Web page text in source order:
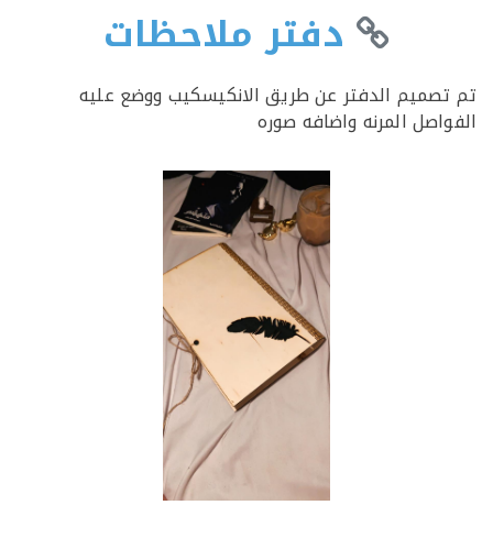
دفتر ملاحظات
الدفتر عن طريق الانكيسكيب ووضع عليه
المرنه واضافه صوره